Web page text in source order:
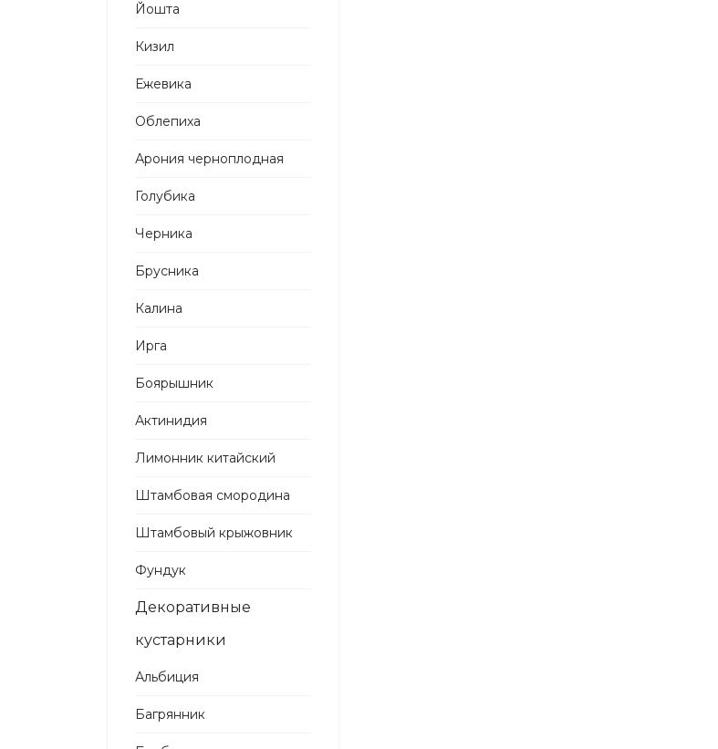
Йошта
Кизил
Ежевика
Облепиха
Арония черноплодная
Голубика
Черника
Брусника
Калина
Ирга
Боярышник
Актинидия
Лимонник китайский
Штамбовая смородина
Штамбовый крыжовник
Фундук
Декоративные
кустарники
Альбиция
Багрянник